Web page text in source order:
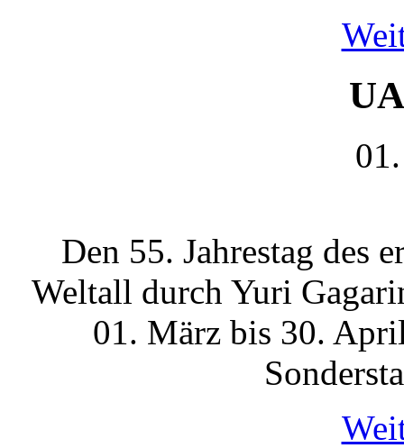
Den 55. Jahrestag des
Weltall durch Yuri
01. März bis 30.